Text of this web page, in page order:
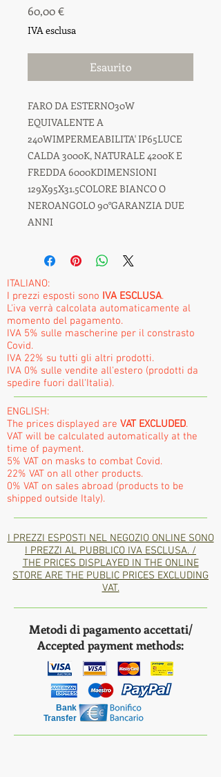
60,00 €Prezzo
IVA esclusa
Esaurito
FARO DA ESTERNO30W
EQUIVALENTE A
240WIMPERMEABILITA' IP65LUCE
CALDA 3000K, NATURALE 4200K E
FREDDA 6000KDIMENSIONI
129X95X31.5COLORE BIANCO O
NEROANGOLO 90°GARANZIA DUE
ANNI
ITALIANO:
I prezzi esposti sono IVA ESCLUSA.
L'iva verrà calcolata automaticamente al
momento del pagamento.
IVA 5% sulle mascherine per il constrasto
Covid.
IVA 22% su tutti gli altri prodotti.
IVA 0% sulle vendite all'estero (prodotti da
spedire fuori dall'Italia).
ENGLISH:
The prices displayed are VAT EXCLUDED.
VAT will be calculated automatically at the
time of payment.
5% VAT on masks to combat Covid.
22% VAT on all other products.
0% VAT on sales abroad (products to be
shipped outside Italy).
I PREZZI ESPOSTI NEL NEGOZIO ONLINE SONO
I PREZZI AL PUBBLICO IVA ESCLUSA. /
THE PRICES DISPLAYED IN THE ONLINE
STORE ARE THE PUBLIC PRICES EXCLUDING
VAT.
Metodi di pagamento accettati/
Accepted payment methods:
Bank
Transfer